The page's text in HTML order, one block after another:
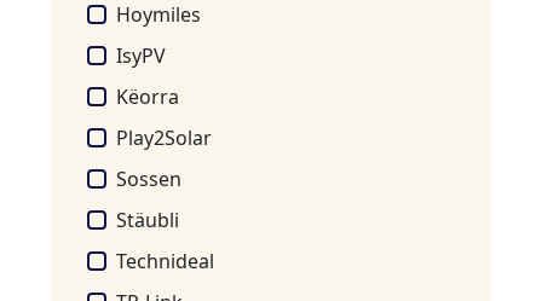
Hoymiles
IsyPV
Këorra
Play2Solar
Sossen
Stäubli
Technideal